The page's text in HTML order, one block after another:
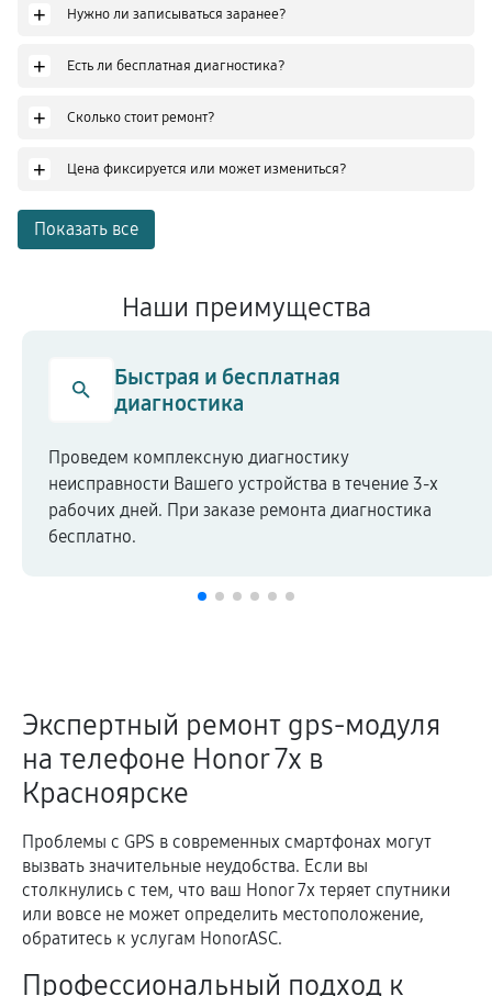
+ Нужно ли записываться заранее?
+ Есть ли бесплатная диагностика?
+ Сколько стоит ремонт?
+ Цена фиксируется или может измениться?
Показать все
Наши преимущества
Быстрая и бесплатная
диагностика
Проведем комплексную диагностику
неисправности Вашего устройства в течение 3-х
рабочих дней. При заказе ремонта диагностика
бесплатно.
Экспертный ремонт gps-модуля
на телефоне Honor 7x в
Красноярске
Проблемы с GPS в современных смартфонах могут
вызвать значительные неудобства. Если вы
столкнулись с тем, что ваш Honor 7x теряет спутники
или вовсе не может определить местоположение,
обратитесь к услугам HonorASC.
Профессиональный подход к